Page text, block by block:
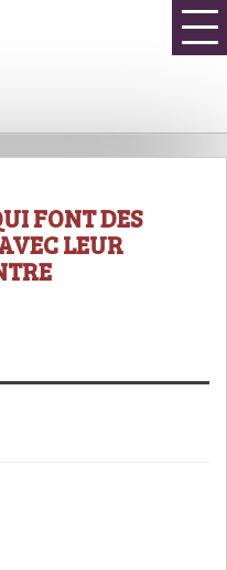
FONT DES
LEUR